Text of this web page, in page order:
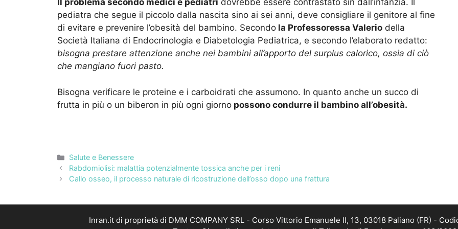
Il problema secondo medici e pediatri dovrebbe essere contrastato sin dall’infanzia. Il
pediatra che segue il piccolo dalla nascita sino ai sei anni, deve consigliare il genitore al fine
di evitare e prevenire l’obesità del bambino. Secondo la Professoressa Valerio della
Società Italiana di Endocrinologia e Diabetologia Pediatrica, e secondo l’elaborato redatto:
bisogna prestare attenzione anche nei bambini all’apporto del surplus calorico, ossia di ciò
che mangiano fuori pasto.
Bisogna verificare le proteine e i carboidrati che assumono. In quanto anche un succo di
frutta in più o un biberon in più ogni giorno possono condurre il bambino all’obesità.
Categorie
Salute e Benessere
Rabdomiolisi: malattia potenzialmente tossica anche per i reni
Callo osseo, il processo naturale di ricostruzione dell’osso dopo una frattura
Inran.it di proprietà di DMM COMPANY SRL - Corso Vittorio Emanuele II, 13, 03018 Paliano (FR) -